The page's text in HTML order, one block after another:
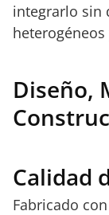
integrarlo sin
Diseño,
Calidad
Fabricado